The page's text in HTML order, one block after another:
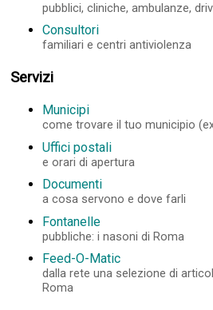
pubblici, cliniche, ambulanze,
Consultori
familiari e centri antiviolenza
Servizi
Municipi
come trovare il tuo municipio
Uffici postali
e orari di apertura
Documenti
a cosa servono e dove farli
Fontanelle
pubbliche: i nasoni di Roma
Feed-O-Matic
dalla rete una selezione di
Roma